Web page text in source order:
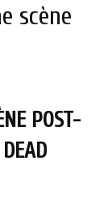
scène
POST-